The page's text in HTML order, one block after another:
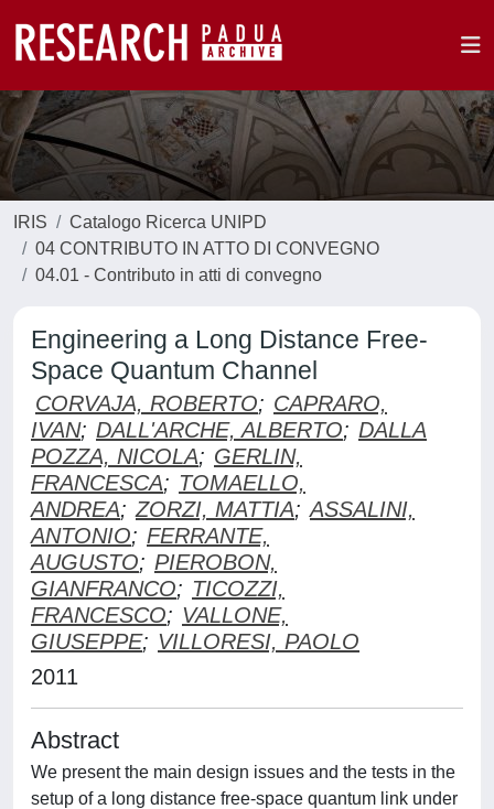
IRIS
Catalogo Ricerca UNIPD
04 CONTRIBUTO IN ATTO DI CONVEGNO
04.01 - Contributo in atti di convegno
Engineering a Long Distance Free-
Space Quantum Channel
CORVAJA, ROBERTO; CAPRARO,
IVAN; DALL'ARCHE, ALBERTO; DALLA
POZZA, NICOLA; GERLIN,
FRANCESCA; TOMAELLO,
ANDREA; ZORZI, MATTIA; ASSALINI,
ANTONIO; FERRANTE,
AUGUSTO; PIEROBON,
GIANFRANCO; TICOZZI,
FRANCESCO; VALLONE,
GIUSEPPE; VILLORESI, PAOLO
2011
Abstract
We present the main design issues and the tests in the
setup of a long distance free-space quantum link under